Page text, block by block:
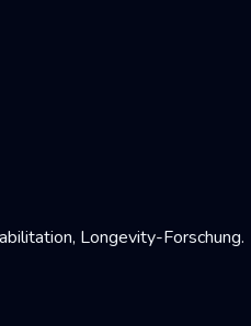
Longevity-Forschung.